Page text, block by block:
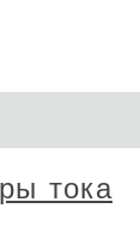
тока